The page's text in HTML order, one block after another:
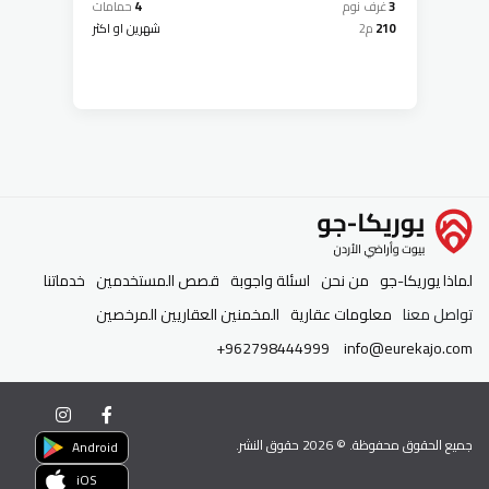
3غرف نوم 4حمامات
210م2 شهرين او اكثر
لماذا يوريكا-جو من نحن اسئلة واجوبة قصص المستخدمين خدماتنا
تواصل معنا معلومات عقارية المخمنين العقاريين المرخصين
info@eurekajo.com
+962798444999
جميع الحقوق محفوظة. ©2026 حقوق النشر.
Android
iOS